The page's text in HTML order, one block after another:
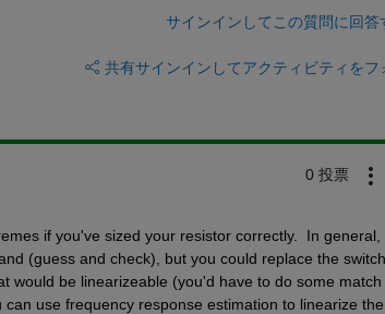
サインインしてこの質問に回答
共有サインインしてアクティビティをフ
0 投票
if you've sized your resistor correctly.  In general,
(guess and check), but you could replace the switch
would be linearizeable (you'd have to do some match
use frequency response estimation to linearize the